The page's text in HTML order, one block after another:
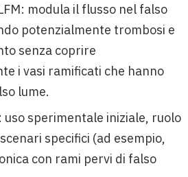
modula il flusso nel falso
potenzialmente trombosi e
senza coprire
i vasi ramificati che hanno
lume.
sperimentale iniziale, ruolo
specifici (ad esempio,
con rami pervi di falso